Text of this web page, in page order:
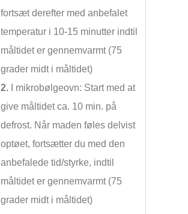
fortsæt derefter med anbefalet
temperatur i 10-15 minutter indtil
måltidet er gennemvarmt (75
grader midt i måltidet)
2.I mikrobølgeovn: Start med at
give måltidet ca. 10 min. på
defrost. Når maden føles delvist
optøet, fortsætter du med den
anbefalede tid/styrke, indtil
måltidet er gennemvarmt (75
grader midt i måltidet)